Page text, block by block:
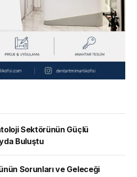
Sektörünün Güçlü
Buluştu
Sorunları ve Geleceği